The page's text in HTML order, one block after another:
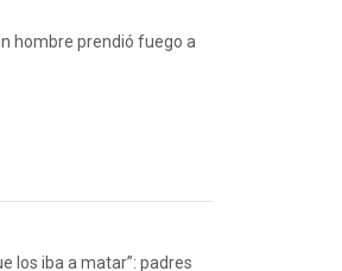
hombre prendió fuego a
los iba a matar”: padres